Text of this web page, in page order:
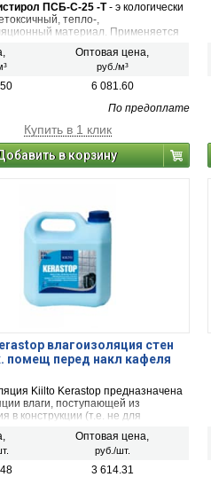
ПСБ-С-25 -Т- э кологически
тепло-,
материал. Применяется
экономичный, удобный в
обладающий низкой степенью
и паропроницаемости.
Оптовая цена,
руб./м³
6 081.60
По предоплате
Купить в 1 клик
в корзину
влагоизоляция стен
помещ перед накл кафеля
Kiilto Kerastop предназначена
влаги, поступающей из
в конструкции (т.е. не для
должно быть чистым, сухим и без
гидроизоляции полов и стен
рекомендуется
Оптовая цена,
руб./шт.
3 614.31